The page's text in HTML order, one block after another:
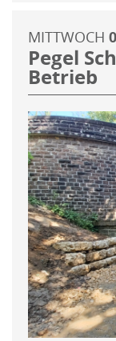
MITTWOCH
Pegel
Betrieb